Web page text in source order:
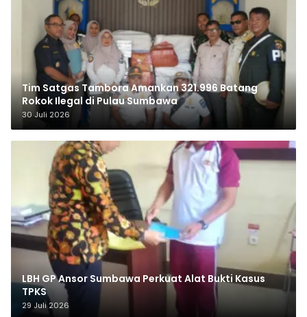
Tim Satgas Tambora Amankan 321.996 Batang
Rokok Ilegal di Pulau Sumbawa
30 Juli 2026
LBH GP Ansor Sumbawa Perkuat Alat Bukti Kasus
TPKS
29 Juli 2026